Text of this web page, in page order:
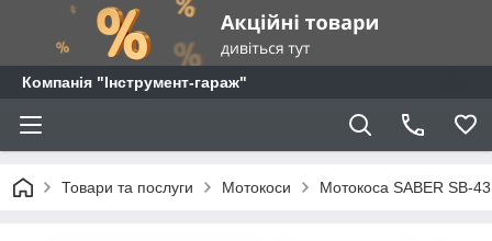
Компанія "Інструмент-гараж"
Товари та послуги Мотокоси Мотокоса SABER SB-